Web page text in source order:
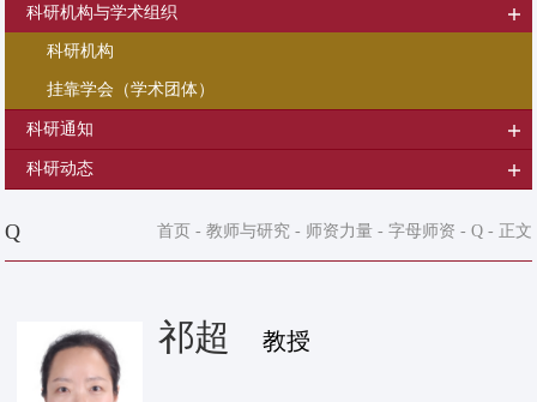
科研机构与学术组织
科研机构
挂靠学会（学术团体）
科研通知
科研动态
Q 首页 - 教师与研究- 师资力量- 字母师资 - Q- 正文
祁超 教授